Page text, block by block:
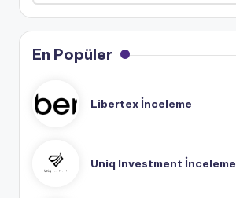
En Popüler
Libertex İnceleme
Uniq Investment İnceleme